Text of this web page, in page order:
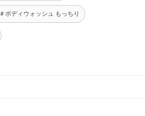
＃ボディウォッシュ もっちり